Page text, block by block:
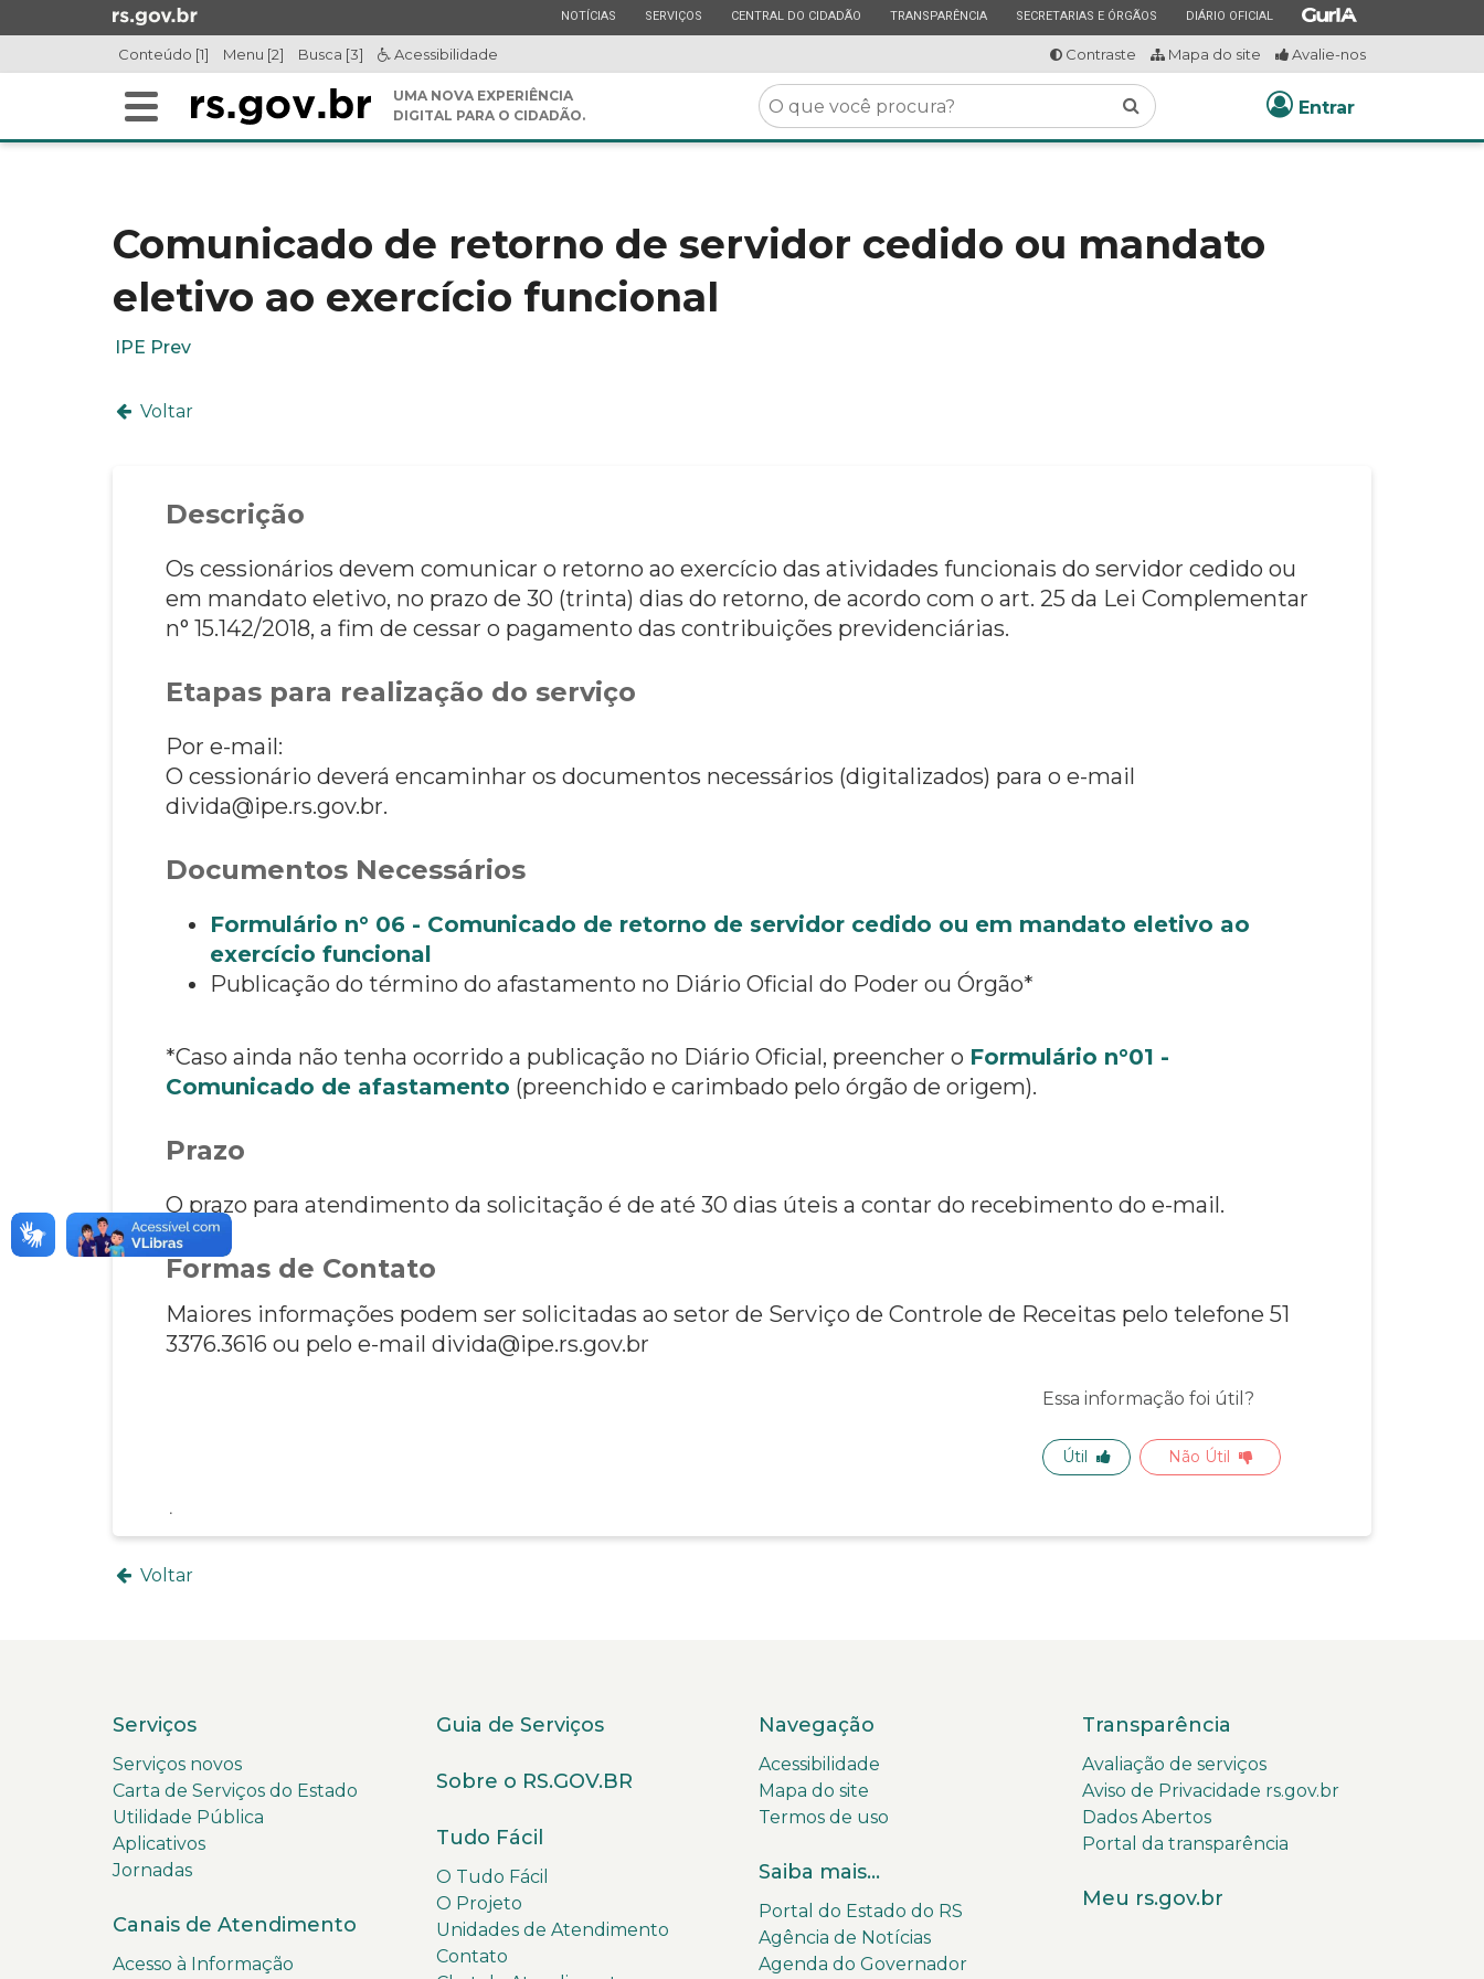
para
para
ESTADO
NOTÍCIAS ESTADO
SERVIÇOS ESTADO
CENTRAL DO CIDADÃO ESTADO
TRANSPARÊNCIA ESTADO
SECRETARIAS E ÓRGÃOS ESTADO
DIÁRIO OFICIAL ESTADO
Conteúdo [1] Menu [2] Busca [3] Acessibilidade Contraste Mapa do site Avalie-nos
Alterna
UMA NOVA EXPERIÊNCIA
DIGITAL PARA O CIDADÃO.
O
que
você
Buscar Entrar
Comunicado de retorno de servidor cedido ou mandato
eletivo ao exercício funcional
IPE Prev
Voltar
Descrição
Os cessionários devem comunicar o retorno ao exercício das atividades funcionais do servidor cedido ou
em mandato eletivo, no prazo de 30 (trinta) dias do retorno, de acordo com o art. 25 da Lei Complementar
n° 15.142/2018, a fim de cessar o pagamento das contribuições previdenciárias.
Etapas para realização do serviço
Por e-mail:
O cessionário deverá encaminhar os documentos necessários (digitalizados) para o e-mail
divida@ipe.rs.gov.br.
Documentos Necessários
Formulário n° 06 - Comunicado de retorno de servidor cedido ou em mandato eletivo ao
exercício funcional
Publicação do término do afastamento no Diário Oficial do Poder ou Órgão*
*Caso ainda não tenha ocorrido a publicação no Diário Oficial, preencher o Formulário n°01 -
Comunicado de afastamento (preenchido e carimbado pelo órgão de origem).
Prazo
O prazo para atendimento da solicitação é de até 30 dias úteis a contar do recebimento do e-mail.
Formas de Contato
Maiores informações podem ser solicitadas ao setor de Serviço de Controle de Receitas pelo telefone 51
3376.3616 ou pelo e-mail divida@ipe.rs.gov.br
Essa informação foi útil?
Útil Não Útil
Voltar
Serviços
Serviços novos
Carta de Serviços do Estado
Utilidade Pública
Aplicativos
Jornadas
Canais de Atendimento
Acesso à Informação
Guia de Serviços
Sobre o RS.GOV.BR
Tudo Fácil
O Tudo Fácil
O Projeto
Unidades de Atendimento
Contato
Navegação
Acessibilidade
Mapa do site
Termos de uso
Saiba mais...
Portal do Estado do RS
Agência de Notícias
Agenda do Governador
Transparência
Avaliação de serviços
Aviso de Privacidade rs.gov.br
Dados Abertos
Portal da transparência
Meu rs.gov.br